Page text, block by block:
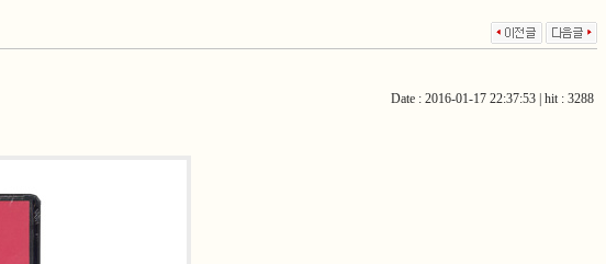
Date : 2016-01-17 22:37:53 | hit : 3288